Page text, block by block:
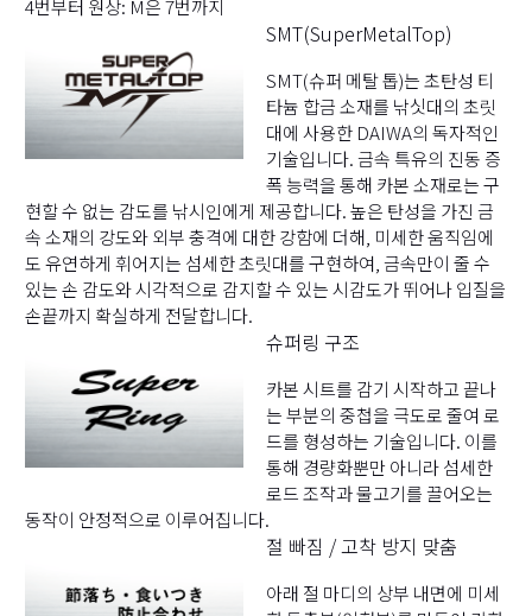
4번부터 원상: M은 7번까지
SMT(SuperMetalTop)
SMT(슈퍼 메탈 톱)는 초탄성 티
타늄 합금 소재를 낚싯대의 초릿
대에 사용한 DAIWA의 독자적인
기술입니다. 금속 특유의 진동 증
폭 능력을 통해 카본 소재로는 구
현할 수 없는 감도를 낚시인에게 제공합니다. 높은 탄성을 가진 금
속 소재의 강도와 외부 충격에 대한 강함에 더해, 미세한 움직임에
도 유연하게 휘어지는 섬세한 초릿대를 구현하여, 금속만이 줄 수
있는 손 감도와 시각적으로 감지할 수 있는 시감도가 뛰어나 입질을
손끝까지 확실하게 전달합니다.
슈퍼링 구조
카본 시트를 감기 시작하고 끝나
는 부분의 중첩을 극도로 줄여 로
드를 형성하는 기술입니다. 이를
통해 경량화뿐만 아니라 섬세한
로드 조작과 물고기를 끌어오는
동작이 안정적으로 이루어집니다.
절 빠짐 / 고착 방지 맞춤
아래 절 마디의 상부 내면에 미세